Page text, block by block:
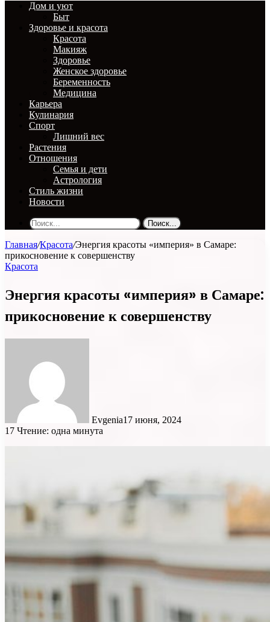
Дом и уют
Быт
Здоровье и красота
Красота
Макияж
Здоровье
Женское здоровье
Беременность
Медицина
Карьера
Кулинария
Спорт
Лишний вес
Растения
Отношения
Семья и дети
Астрология
Стиль жизни
Новости
Поиск...
Главная/Красота/Энергия красоты «империя» в Самаре:
прикосновение к совершенству
Красота
Энергия красоты «империя» в Самаре:
прикосновение к совершенству
Evgenia17 июня, 2024
17 Чтение: одна минута